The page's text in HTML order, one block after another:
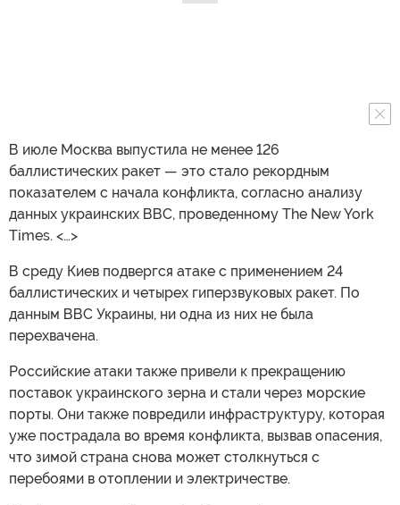
В июле Москва выпустила не менее 126
баллистических ракет — это стало рекордным
показателем с начала конфликта, согласно анализу
данных украинских ВВС, проведенному The New York
Times. <…>
В среду Киев подвергся атаке с применением 24
баллистических и четырех гиперзвуковых ракет. По
данным ВВС Украины, ни одна из них не была
перехвачена.
Российские атаки также привели к прекращению
поставок украинского зерна и стали через морские
порты. Они также повредили инфраструктуру, которая
уже пострадала во время конфликта, вызвав опасения,
что зимой страна снова может столкнуться с
перебоями в отоплении и электричестве.